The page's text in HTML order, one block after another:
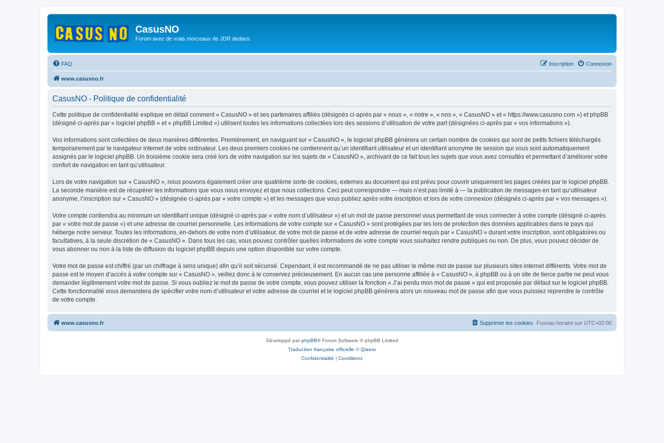
CasusNO
Forum avec de vrais morceaux de JDR dedans.
FAQ Connexion
Inscription
www.casusno.fr
CasusNO - Politique de confidentialité
Cette politique de confidentialité explique en détail comment « CasusNO » et ses partenaires affiliés (désignés ci-après par « nous », « notre », « nos », « CasusNO » et « https://www.casusno.com ») et phpBB
(désigné ci-après par « logiciel phpBB » et « phpBB Limited ») utilisent toutes les informations collectées lors des sessions d’utilisation de votre part (désignées ci-après par « vos informations »).
Vos informations sont collectées de deux manières différentes. Premièrement, en naviguant sur « CasusNO », le logiciel phpBB génèrera un certain nombre de cookies qui sont de petits fichiers téléchargés
temporairement par le navigateur internet de votre ordinateur. Les deux premiers cookies ne contiennent qu’un identifiant utilisateur et un identifiant anonyme de session qui vous sont automatiquement
assignés par le logiciel phpBB. Un troisième cookie sera créé lors de votre navigation sur les sujets de « CasusNO », archivant de ce fait tous les sujets que vous avez consultés et permettant d’améliorer votre
confort de navigation en tant qu’utilisateur.
Lors de votre navigation sur « CasusNO », nous pouvons également créer une quatrième sorte de cookies, externes au document qui est prévu pour couvrir uniquement les pages créées par le logiciel phpBB.
La seconde manière est de récupérer les informations que vous nous envoyez et que nous collectons. Ceci peut correspondre — mais n’est pas limité à — la publication de messages en tant qu’utilisateur
anonyme, l’inscription sur « CasusNO » (désignée ci-après par « votre compte ») et les messages que vous publiez après votre inscription et lors de votre connexion (désignés ci-après par « vos messages »).
Votre compte contiendra au minimum un identifiant unique (désigné ci-après par « votre nom d’utilisateur ») et un mot de passe personnel vous permettant de vous connecter à votre compte (désigné ci-après
par « votre mot de passe ») et une adresse de courriel personnelle. Les informations de votre compte sur « CasusNO » sont protégées par les lois de protection des données applicables dans le pays qui
héberge notre serveur. Toutes les informations, en-dehors de votre nom d’utilisateur, de votre mot de passe et de votre adresse de courriel requis par « CasusNO » durant votre inscription, sont obligatoires ou
facultatives, à la seule discrétion de « CasusNO ». Dans tous les cas, vous pouvez contrôler quelles informations de votre compte vous souhaitez rendre publiques ou non. De plus, vous pouvez décider de
vous abonner ou non à la liste de diffusion du logiciel phpBB depuis une option disponible sur votre compte.
Votre mot de passe est chiffré (par un chiffrage à sens unique) afin qu’il soit sécurisé. Cependant, il est recommandé de ne pas utiliser le même mot de passe sur plusieurs sites internet différents. Votre mot de
passe est le moyen d’accès à votre compte sur « CasusNO », veillez donc à le conservez précieusement. En aucun cas une personne affiliée à « CasusNO », à phpBB ou à un site de tierce partie ne peut vous
demander légitimement votre mot de passe. Si vous oubliez le mot de passe de votre compte, vous pouvez utiliser la fonction « J’ai perdu mon mot de passe » qui est proposée par défaut sur le logiciel phpBB.
Cette fonctionnalité vous demandera de spécifier votre nom d’utilisateur et votre adresse de courriel et le logiciel phpBB générera alors un nouveau mot de passe afin que vous puissiez reprendre le contrôle
de votre compte.
www.casusno.fr Fuseau horaire sur UTC+02:00
Supprimer les cookies
Développé parphpBB® Forum Software © phpBB Limited
Traduction française officielle ©Qiaeru
Confidentialité | Conditions